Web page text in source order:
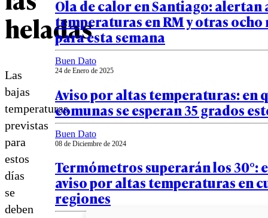
heladas
Las
bajas
temperaturas
previstas
para
estos
días
se
deben
Ola de calor en Santiago: alertan
temperaturas en RM y otras ocho
para esta semana
Buen Dato
24 de Enero de 2025
Aviso por altas temperaturas: en
comunas se esperan 35 grados
Buen Dato
08 de Diciembre de 2024
Termómetros superarán los 30°:
aviso por altas temperaturas en
regiones